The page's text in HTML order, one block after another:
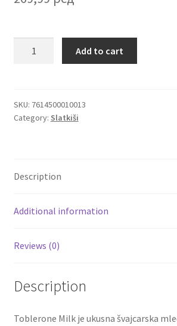
101 Ruža
Rakija
Poklon aranzmani izdvajamo
Slatki buketi
Pokloni
sa
kremastim
quantity
Add to cart
SKU: 7614500010013
Category: Slatkiši
Description
Additional information
Reviews (0)
Description
Toblerone Milk je ukusna švajcarska